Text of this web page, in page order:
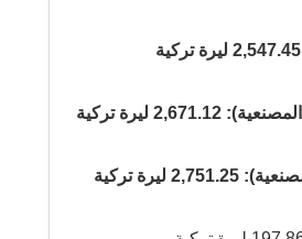
ليرة تركية
ليرة تركية